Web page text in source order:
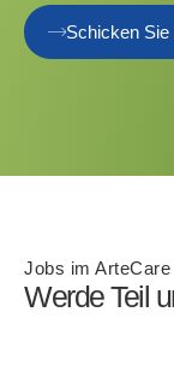
Schicken Sie
Jobs im
Werde Teil